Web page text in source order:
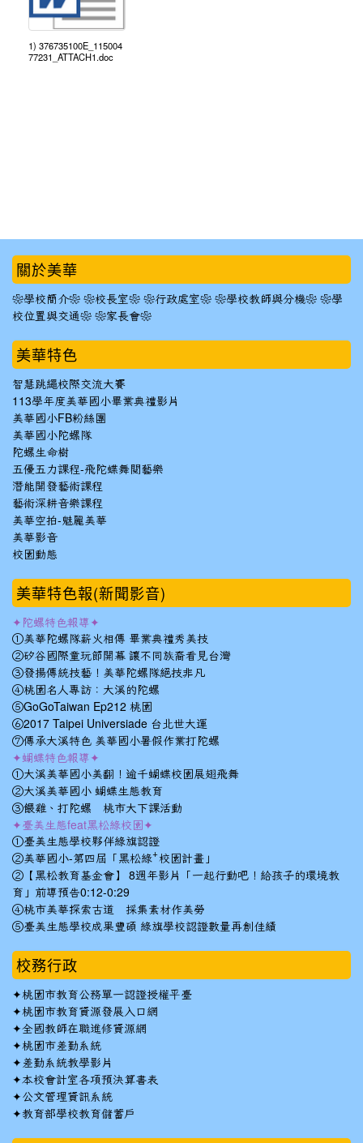
1) 376735100E_115004
77231_ATTACH1.doc
::: 關於美華
❀學校簡介❀ ❀校長室❀ ❀行政處室❀ ❀學校教師與分機❀ ❀學
校位置與交通❀ ❀家長會❀
美華特色
智慧跳繩校際交流大賽
113學年度美華國小畢業典禮影片
美華國小FB粉絲團
美華國小陀螺隊
陀螺生命樹
五優五力課程-飛陀蝶舞閱藝樂
潛能開發藝術課程
藝術深耕音樂課程
美華空拍-魅麗美華
美華影音
校園動態
美華特色報(新聞影音)
✦陀螺特色報導✦
①美華陀螺隊薪火相傳 畢業典禮秀美技
②矽谷國際童玩節開幕 讓不同族裔看見台灣
③發揚傳統技藝！美華陀螺隊絕技非凡
④桃園名人專訪：大溪的陀螺
⑤GoGoTaiwan Ep212 桃園
⑥2017 Taipei Universiade 台北世大運
⑦傳承大溪特色 美華國小暑假作業打陀螺
✦蝴蝶特色報導✦
①大溪美華國小美翻！逾千蝴蝶校園展翅飛舞
②大溪美華國小 蝴蝶生態教育
③餵雞、打陀螺 桃市大下課活動
✦臺美生態feat黑松綠校園✦
①臺美生態學校夥伴綠旗認證
②美華國小-第四屆「黑松綠⁺校園計畫」
②【黑松教育基金會】 8週年影片「一起行動吧！給孩子的環境教
育」前導預告0:12-0:29
④桃市美華探索古道 採集素材作美勞
⑤臺美生態學校成果豐碩 綠旗學校認證數量再創佳績
校務行政
✦桃園市教育公務單一認證授權平臺
✦桃園市教育資源發展入口網
✦全國教師在職進修資源網
✦桃園市差勤系統
✦ 差勤系統教學影片
✦本校會計室各項預決算書表
✦公文管理資訊系統
✦教育部學校教育儲蓄戶